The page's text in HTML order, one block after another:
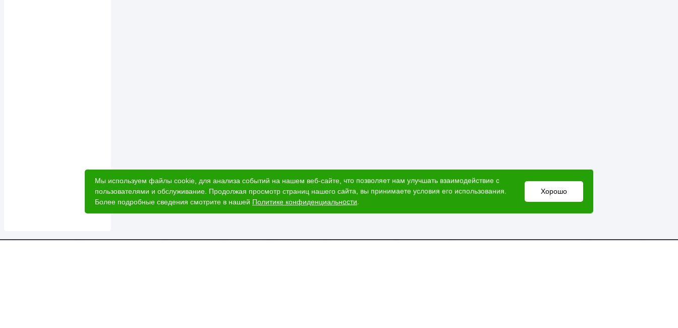
Мы используем файлы cookie, для анализа событий на нашем веб-сайте, что позволяет нам улучшать взаимодействие с
пользователями и обслуживание. Продолжая просмотр страниц нашего сайта, вы принимаете условия его использования.
Более подробные сведения смотрите в нашей Политике конфиденциальности.
Хорошо